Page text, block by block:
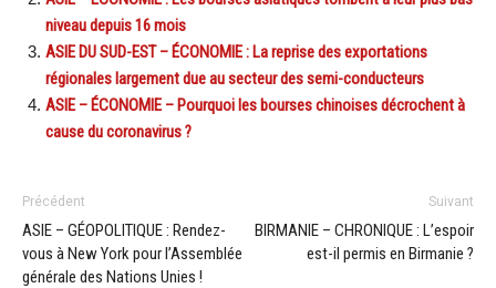
niveau depuis 16 mois
ASIE DU SUD-EST – ÉCONOMIE : La reprise des exportations
régionales largement due au secteur des semi-conducteurs
ASIE – ÉCONOMIE – Pourquoi les bourses chinoises décrochent à
cause du coronavirus ?
Précédent
ASIE – GÉOPOLITIQUE : Rendez-
vous à New York pour l’Assemblée
générale des Nations Unies !
Suivant
BIRMANIE – CHRONIQUE : L’espoir
est-il permis en Birmanie ?